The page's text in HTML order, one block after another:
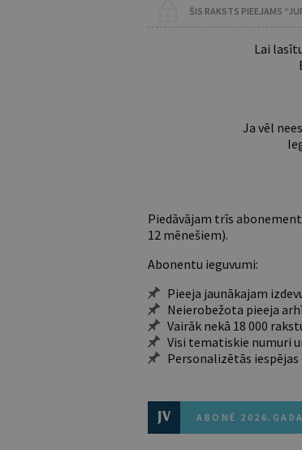
ŠIS RAKSTS PIEEJAMS
Lai
Ja vēl
Piedāvājam trīs
12 mēnešiem).
Abonentu ieguvumi:
Pieeja jaunākajam
Neierobežota pieeja
Vairāk nekā 18 000
Visi tematiskie numuri
Personalizētās
ABONĒ